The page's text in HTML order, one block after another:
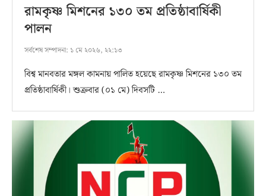
রামকৃষ্ণ মিশনের ১৩০ তম প্রতিষ্ঠাবার্ষিকী
পালন
সর্বশেষ সম্পাদনা: ১ মে ২০২৬, ২২:১৩
বিশ্ব মানবতার মঙ্গল কামনায় পালিত হয়েছে রামকৃষ্ণ মিশনের ১৩০ তম
প্রতিষ্ঠাবার্ষিকী। শুক্রবার (০১ মে) দিবসটি …